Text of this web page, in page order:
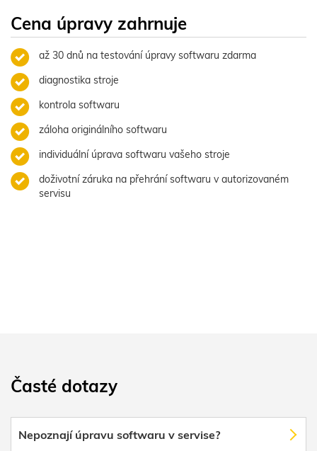
Cena úpravy zahrnuje
až 30 dnů na testování úpravy softwaru zdarma
diagnostika stroje
kontrola softwaru
záloha originálního softwaru
individuální úprava softwaru vašeho stroje
doživotní záruka na přehrání softwaru v autorizovaném
servisu
Časté dotazy
Nepoznají úpravu softwaru v servise?